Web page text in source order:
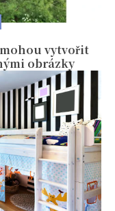
vytvořit
obrázky